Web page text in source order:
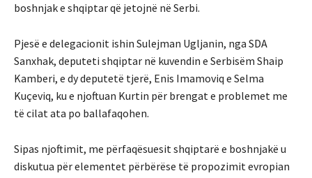
boshnjak e shqiptar që jetojnë në Serbi.
Pjesë e delegacionit ishin Sulejman Ugljanin, nga SDA
Sanxhak, deputeti shqiptar në kuvendin e Serbisëm Shaip
Kamberi, e dy deputetë tjerë, Enis Imamoviq e Selma
Kuçeviq, ku e njoftuan Kurtin për brengat e problemet me
të cilat ata po ballafaqohen.
Sipas njoftimit, me përfaqësuesit shqiptarë e boshnjakë u
diskutua për elementet përbërëse të propozimit evropian